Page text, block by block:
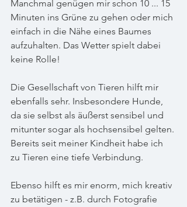
Manchmal genügen mir schon 10 ... 15
Minuten ins Grüne zu gehen oder mich
einfach in die Nähe eines Baumes
aufzuhalten. Das Wetter spielt dabei
keine Rolle!
Die Gesellschaft von Tieren hilft mir
ebenfalls sehr. Insbesondere Hunde,
da sie selbst als äußerst sensibel und
mitunter sogar als hochsensibel gelten.
Bereits seit meiner Kindheit habe ich
zu Tieren eine tiefe Verbindung.
Ebenso hilft es mir enorm, mich kreativ
zu betätigen - z.B. durch Fotografie